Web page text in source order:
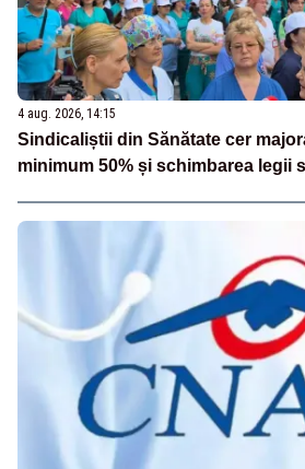
4 aug. 2026, 14:15
Sindicaliștii din Sănătate cer
minimum 50% și schimbarea legii